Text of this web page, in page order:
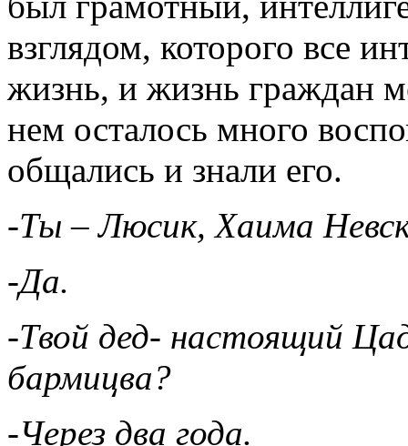
взглядом, которого все
жизнь, и жизнь граждан
нем осталось много
общались и знали его.
-Ты – Люсик, Хаима
-Да.
-Твой дед- настоящий
бармицва?
-Через два года.